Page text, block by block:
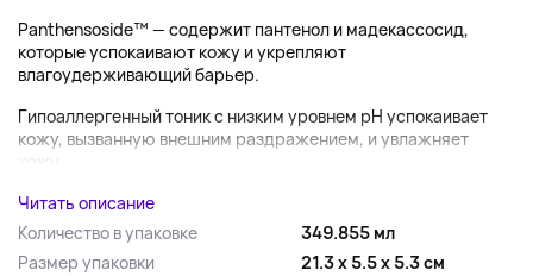
Panthensoside™ — содержит пантенол и мадекассосид,
которые успокаивают кожу и укрепляют
влагоудерживающий барьер.
Гипоаллергенный тоник с низким уровнем pH успокаивает
кожу, вызванную внешним раздражением, и увлажняет
кожу....
Читать описание
Количество в упаковке
349.855 мл
Размер упаковки
21.3 x 5.5 x 5.3 см